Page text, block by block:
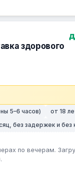
здорового
5–6 часов)
от 18
без задержек и без
по вечерам.